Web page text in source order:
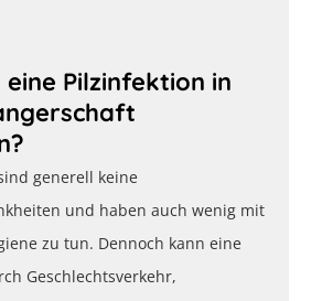
eine Pilzinfektion in
generell keine
und haben auch wenig mit
zu tun. Dennoch kann eine
Geschlechtsverkehr,